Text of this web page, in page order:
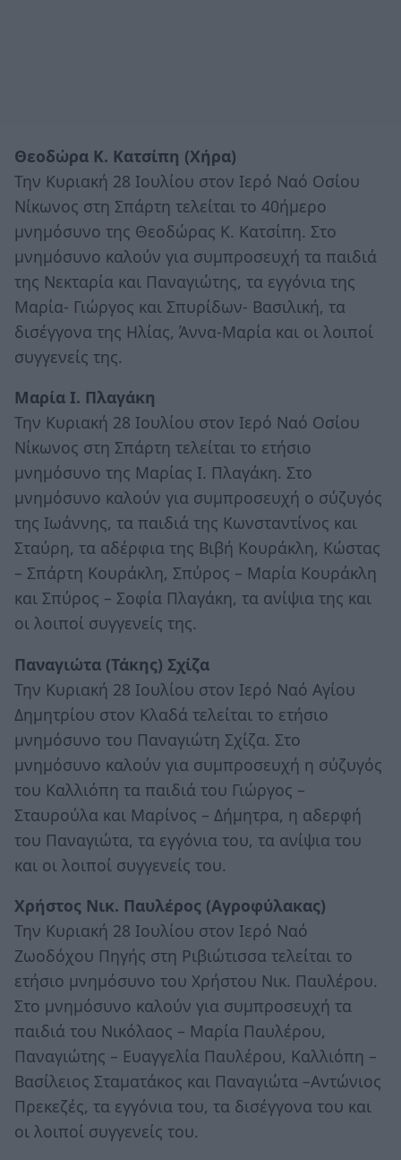
Θεοδώρα Κ. Κατσίπη (Χήρα)
Την Κυριακή 28 Ιουλίου στον Ιερό Ναό Οσίου
Νίκωνος στη Σπάρτη τελείται το 40ήμερο
μνημόσυνο της Θεοδώρας Κ. Κατσίπη. Στο
μνημόσυνο καλούν για συμπροσευχή τα παιδιά
της Νεκταρία και Παναγιώτης, τα εγγόνια της
Μαρία- Γιώργος και Σπυρίδων- Βασιλική, τα
δισέγγονα της Ηλίας, Άννα-Μαρία και οι λοιποί
συγγενείς της.
Μαρία Ι. Πλαγάκη
Την Κυριακή 28 Ιουλίου στον Ιερό Ναό Οσίου
Νίκωνος στη Σπάρτη τελείται το ετήσιο
μνημόσυνο της Μαρίας Ι. Πλαγάκη. Στο
μνημόσυνο καλούν για συμπροσευχή ο σύζυγός
της Ιωάννης, τα παιδιά της Κωνσταντίνος και
Σταύρη, τα αδέρφια της Βιβή Κουράκλη, Κώστας
– Σπάρτη Κουράκλη, Σπύρος – Μαρία Κουράκλη
και Σπύρος – Σοφία Πλαγάκη, τα ανίψια της και
οι λοιποί συγγενείς της.
Παναγιώτα (Τάκης) Σχίζα
Την Κυριακή 28 Ιουλίου στον Ιερό Ναό Αγίου
Δημητρίου στον Κλαδά τελείται το ετήσιο
μνημόσυνο του Παναγιώτη Σχίζα. Στο
μνημόσυνο καλούν για συμπροσευχή η σύζυγός
του Καλλιόπη τα παιδιά του Γιώργος –
Σταυρούλα και Μαρίνος – Δήμητρα, η αδερφή
του Παναγιώτα, τα εγγόνια του, τα ανίψια του
και οι λοιποί συγγενείς του.
Χρήστος Νικ. Παυλέρος (Αγροφύλακας)
Την Κυριακή 28 Ιουλίου στον Ιερό Ναό
Ζωοδόχου Πηγής στη Ριβιώτισσα τελείται το
ετήσιο μνημόσυνο του Χρήστου Νικ. Παυλέρου.
Στο μνημόσυνο καλούν για συμπροσευχή τα
παιδιά του Νικόλαος – Μαρία Παυλέρου,
Παναγιώτης – Ευαγγελία Παυλέρου, Καλλιόπη –
Βασίλειος Σταματάκος και Παναγιώτα –Αντώνιος
Πρεκεζές, τα εγγόνια του, τα δισέγγονα του και
οι λοιποί συγγενείς του.